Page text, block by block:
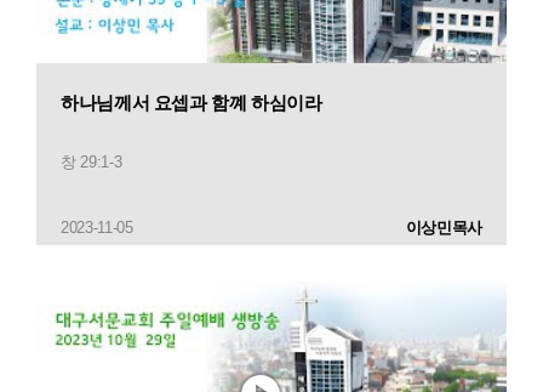
하나님께서 요셉과 함꼐 하심이라
창 29:1-3
2023-11-05 이상민목사